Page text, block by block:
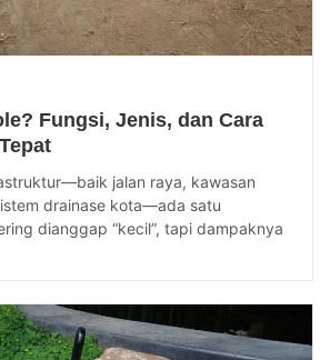
Fungsi, Jenis, dan Cara
jalan raya, kawasan
drainase kota—ada satu
dianggap “kecil”, tapi dampaknya